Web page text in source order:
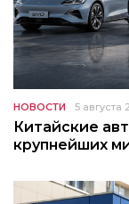
НОВОСТИ 5 августа
Китайские
крупнейших